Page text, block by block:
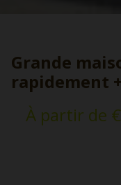
Grande
rapidement
À partir de